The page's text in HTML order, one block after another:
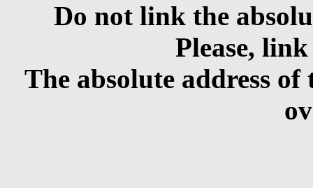
Do not link the
Please,
The absolute address